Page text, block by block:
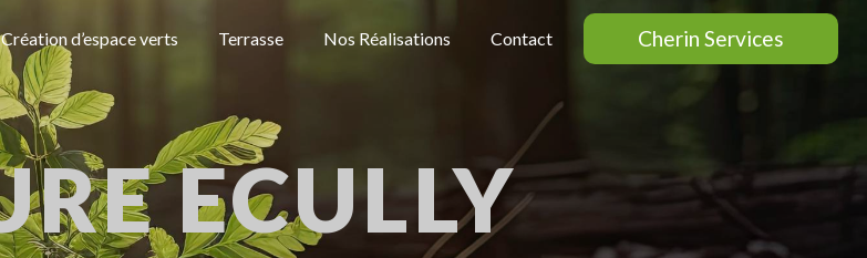
Création d’espace verts Terrasse Nos Réalisations Contact Cherin Services
ECULLY